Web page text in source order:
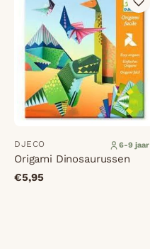
DJECO 6-9 jaar
Origami Dinosaurussen
€5,95